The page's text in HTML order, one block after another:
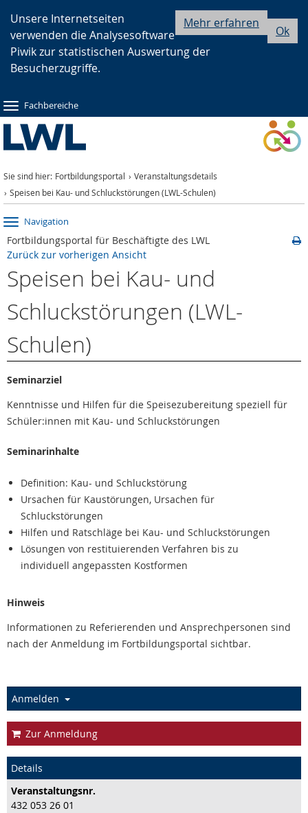
Hauptnavigation
Seitennavigation
Inhalt
Ok
Mehr erfahren
Unsere Internetseiten
verwenden die Analysesoftware
Piwik zur statistischen Auswertung der
Besucherzugriffe.
Fachbereiche
Sie sind hier: Fortbildungsportal
Veranstaltungsdetails
Speisen bei Kau- und Schluckstörungen (LWL-Schulen)
Navigation
Fortbildungsportal für Beschäftigte des LWL
Zurück zur vorherigen Ansicht
Speisen bei Kau- und
Schluckstörungen (LWL-
Schulen)
Seminarziel
Kenntnisse und Hilfen für die Speisezubereitung speziell für
Schüler:innen mit Kau- und Schluckstörungen
Seminarinhalte
Definition: Kau- und Schluckstörung
Ursachen für Kaustörungen, Ursachen für
Schluckstörungen
Hilfen und Ratschläge bei Kau- und Schluckstörungen
Lösungen von restituierenden Verfahren bis zu
individuell angepassten Kostformen
Hinweis
Informationen zu Referierenden und Ansprechpersonen sind
nach der Anmeldung im Fortbildungsportal sichtbar.
Anmelden
Zur Anmeldung
Details
Veranstaltungs­nr.
432 053 26 01